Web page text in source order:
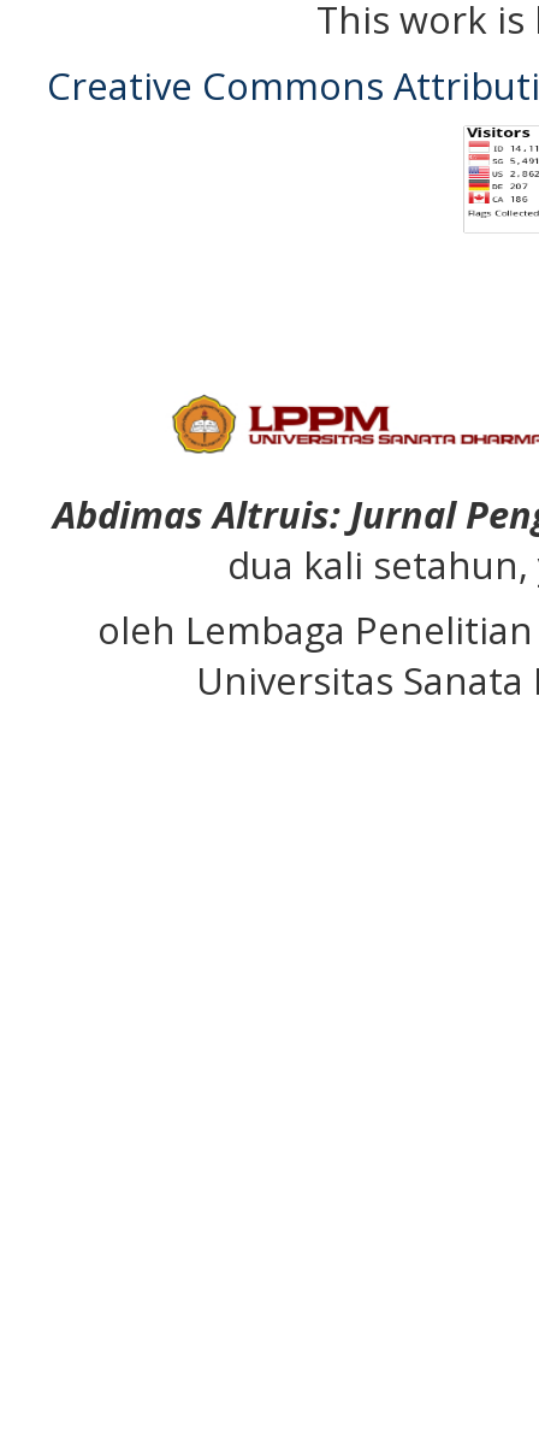
This work is
Creative Commons
Abdimas Altruis: Jurnal
dua kali
oleh Lembaga
Universitas